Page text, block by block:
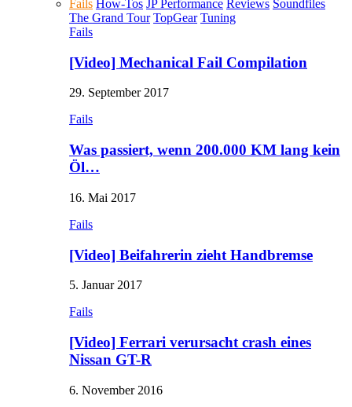
Fails How-Tos JP Performance Reviews Soundfiles
The Grand Tour TopGear Tuning
Fails
[Video] Mechanical Fail Compilation
29. September 2017
Fails
Was passiert, wenn 200.000 KM lang kein
Öl…
16. Mai 2017
Fails
[Video] Beifahrerin zieht Handbremse
5. Januar 2017
Fails
[Video] Ferrari verursacht crash eines
Nissan GT-R
6. November 2016